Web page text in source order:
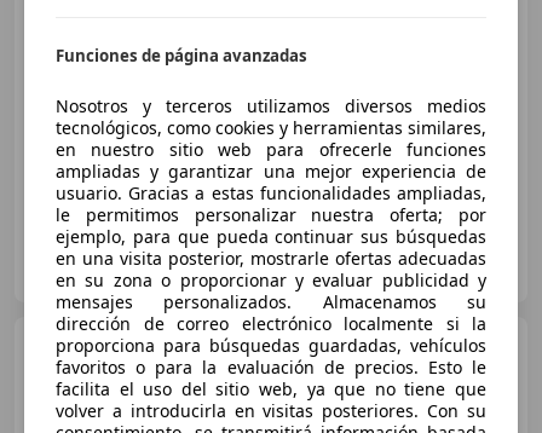
Buen
06/2016 132.209 km Gasolina
44 kW (60 CV)
FLEXICAR MÁLAGA - Santa Bárbara
ES-29004 MALAGA
Volkswagen Polo1.2
Conceptline 65
Funciones de página avanzadas
Nosotros y terceros utilizamos diversos medios
tecnológicos, como cookies y herramientas similares,
en nuestro sitio web para ofrecerle funciones
ampliadas y garantizar una mejor experiencia de
usuario. Gracias a estas funcionalidades ampliadas,
le permitimos personalizar nuestra oferta; por
ejemplo, para que pueda continuar sus búsquedas
en una visita posterior, mostrarle ofertas adecuadas
en su zona o proporcionar y evaluar publicidad y
mensajes personalizados. Almacenamos su
dirección de correo electrónico localmente si la
proporciona para búsquedas guardadas, vehículos
favoritos o para la evaluación de precios. Esto le
facilita el uso del sitio web, ya que no tiene que
volver a introducirla en visitas posteriores. Con su